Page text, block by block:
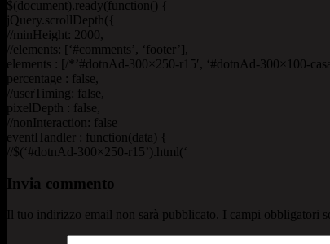
$(document).ready(function() {
jQuery.scrollDepth({
//minHeight: 2000,
//elements: [‘#comments’, ‘footer’],
elements : [/*’#dotnAd-300×250-r15′, ‘#dotnAd-300×100-
percentage : false,
//userTiming: false,
pixelDepth : false,
//nonInteraction: false
eventHandler : function(data) {
//$(‘#dotnAd-300×250-r15’).html(‘
Invia commento
Il tuo indirizzo email non sarà pubblicato. I campi obbligatori